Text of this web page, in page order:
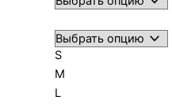
S
M
L